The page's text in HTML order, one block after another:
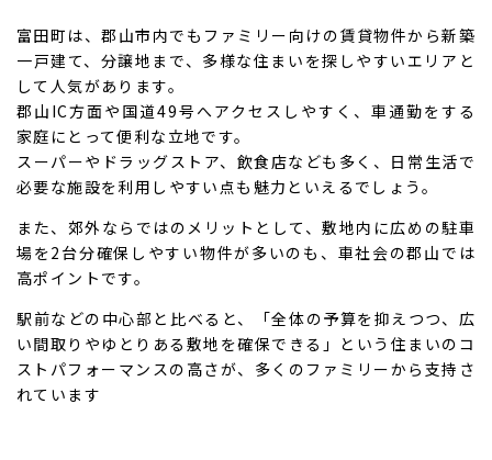
富田町は、郡山市内でもファミリー向けの賃貸物件から新築
一戸建て、分譲地まで、多様な住まいを探しやすいエリアと
して人気があります。
郡山IC方面や国道49号へアクセスしやすく、車通勤をする
家庭にとって便利な立地です。
スーパーやドラッグストア、飲食店なども多く、日常生活で
必要な施設を利用しやすい点も魅力といえるでしょう。
また、郊外ならではのメリットとして、敷地内に広めの駐車
場を2台分確保しやすい物件が多いのも、車社会の郡山では
高ポイントです。
駅前などの中心部と比べると、「全体の予算を抑えつつ、広
い間取りやゆとりある敷地を確保できる」という住まいのコ
ストパフォーマンスの高さが、多くのファミリーから支持さ
れています